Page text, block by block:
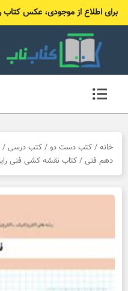
برای اطلاع از موجودی، عکس کتاب رو به ۰۹۱۹۹۸۱۴۷۹۶ (بله یا
خانه / کتب دست دو / کتب درسی /
دهم فنی / کتاب نقشه کشی فنی